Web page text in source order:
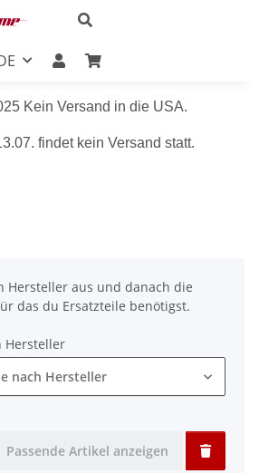
Kein Versand in die USA.
findet kein Versand statt.
Hersteller aus und danach die
das du Ersatzteile benötigst.
Hersteller
nach Hersteller
Passende Artikel anzeigen